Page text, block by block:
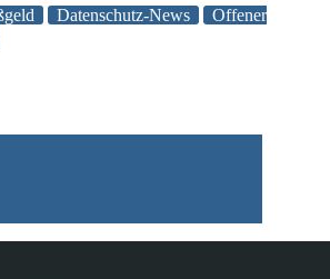
Datenschutz-News
Offener